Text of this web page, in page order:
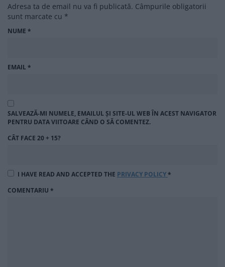
Adresa ta de email nu va fi publicată. Câmpurile obligatorii
sunt marcate cu *
NUME *
EMAIL*
SALVEAZĂ-MI NUMELE, EMAILUL ȘI SITE-UL WEB ÎN ACEST NAVIGATOR
PENTRU DATA VIITOARE CÂND O SĂ COMENTEZ.
CÂT FACE 20 + 15?
I HAVE READ AND ACCEPTED THE PRIVACY POLICY*
COMENTARIU *